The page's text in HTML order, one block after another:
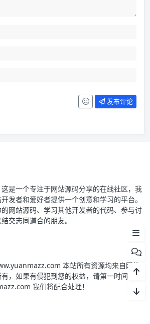
发布评论
更新日志
是一个专注于网站源码分享的在线社区，我
发者和爱好者提供一个创意和学习的平台。
网站源码、学习其他开发者的代码、参与讨
交志同道合的朋友。
本站所有资源均来自网络
，如果有侵犯到您的权益，请第一时间联系
我们将配合处理！